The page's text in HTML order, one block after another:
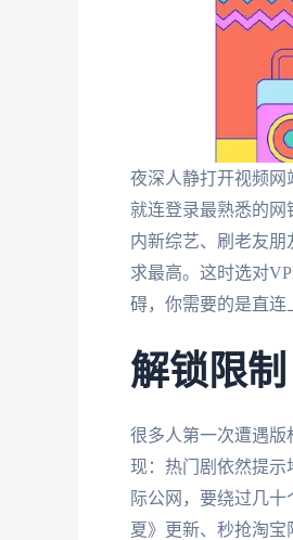
夜深人静打开视频网
就连登录最熟悉的网
内新综艺、刷老友
求最高。这时选对
碍，你需要的是直连
解锁限
很多人第一次遭遇版
现：热门剧依然提示
际公网，要绕过几十
夏》更新、秒抢淘宝